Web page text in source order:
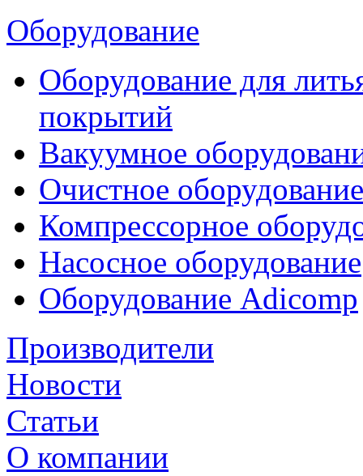
Оборудование
Оборудование для
покрытий
Вакуумное
Очистное оборудование
Компрессорное
Насосное оборудование
Оборудование Adicomp
Производители
Новости
Статьи
О компании